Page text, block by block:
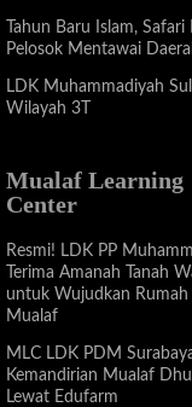
Tahun Baru Islam,
Pelosok Mentawai
LDK Muhammadiyah
Wilayah 3T
Mualaf Learning
Center
Resmi! LDK PP
Terima Amanah Tanah
untuk Wujudkan Rumah
Mualaf
MLC LDK PDM
Kemandirian Mualaf
Lewat Edufarm